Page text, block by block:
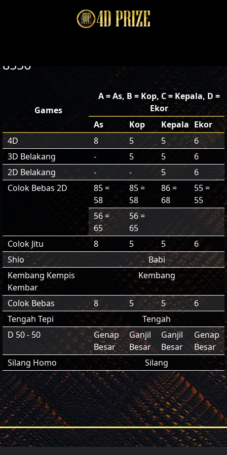
8556
Games
A = As, B = Kop, C = Kepala, D =
Ekor
As
Kop Kepala Ekor
4D
8 5 5
6
3D Belakang
- 5 5
6
2D Belakang
- - 5
6
Colok Bebas 2D
85 =
58
85 =
58
86 =
68
55 =
55
56 =
65
56 =
65
Colok Jitu
8 5 5
6
Shio
Babi
Kembang Kempis
Kembar
Kembang
Colok Bebas 8 5 5
6
Tengah Tepi
Tengah
D 50 - 50
Genap
Besar
Ganjil
Besar
Ganjil
Besar
Genap
Besar
Silang Homo
Silang